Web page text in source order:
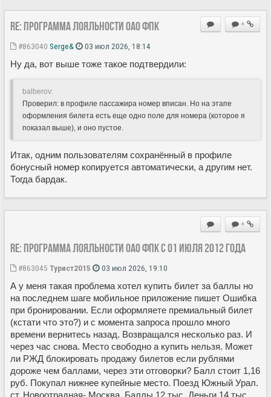
+
Re: Программа лояльности ОАО ФПК
#863040 Serge& 03 июл 2026, 18:14
Ну да, вот выше тоже такое подтвердили:
balberov:
Проверил: в профиле пассажира номер вписан. Но на этапе
оформления билета есть еще одно поле для номера (которое я
показал выше), и оно пустое.
Итак, одним пользователям сохранённый в профиле
бонусный номер копируется автоматически, а другим нет.
Тогда бардак.
+
Re: Программа лояльности ОАО ФПК с 01 июля 2012 года
#863045 Турист2015 03 июл 2026, 19:10
А у меня такая проблема хотел купить билет за баллы но
на последнем шаге мобильное приложение пишет Ошибка
при бронировании. Если оформляете премиальный билет
(кстати что это?) и с момента запроса прошло много
времени вернитесь назад. Возвращался несколько раз. И
через час снова. Место свободно а купить нельзя. Может
ли РЖД блокировать продажу билетов если рублями
дороже чем баллами, через эти отговорки? Балл стоит 1,16
руб. Покупал нижнее купейные место. Поезд Южный Урал.